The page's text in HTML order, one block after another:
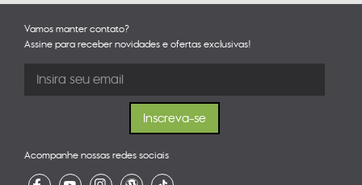
Vamos manter contato?
Assine para receber novidades e ofertas exclusivas!
Acompanhe nossas redes sociais